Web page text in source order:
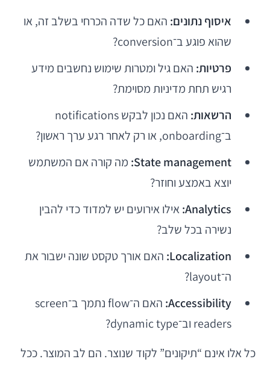
איסוף נתונים: האם כל שדה הכרחי בשלב זה, או
שהוא פוגע ב־conversion?
פרטיות: האם גיל ומטרות שימוש נחשבים מידע
רגיש תחת מדיניות מסוימת?
הרשאות:
האם נכון לבקש notifications
ב־onboarding, או רק לאחר רגע ערך ראשון?
State management: מה קורה אם המשתמש
יוצא באמצע וחוזר?
Analytics: אילו אירועים יש למדוד כדי להבין
נשירה בכל שלב?
Localization: האם אורך טקסט שונה ישבור את
ה־layout?
Accessibility:
האם ה־flow נתמך ב־screen
readers וב־dynamic type?
כל אלו אינם “תיקונים” לקוד שנוצר. הם לב המוצר. ככל